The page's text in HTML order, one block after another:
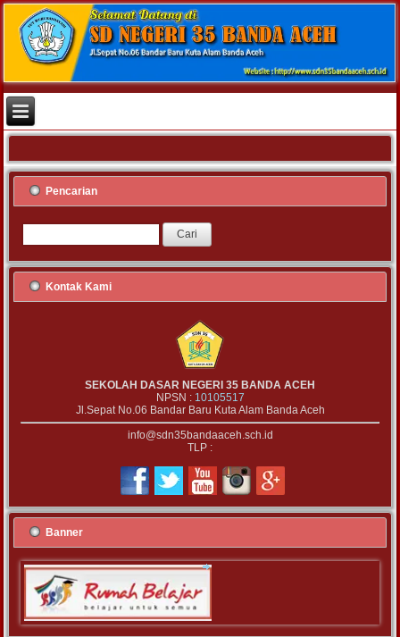
Pencarian
Kontak Kami
SEKOLAH DASAR NEGERI 35 BANDA ACEH
NPSN : 10105517
Jl.Sepat No.06 Bandar Baru Kuta Alam Banda Aceh
info@sdn35bandaaceh.sch.id
TLP :
Banner